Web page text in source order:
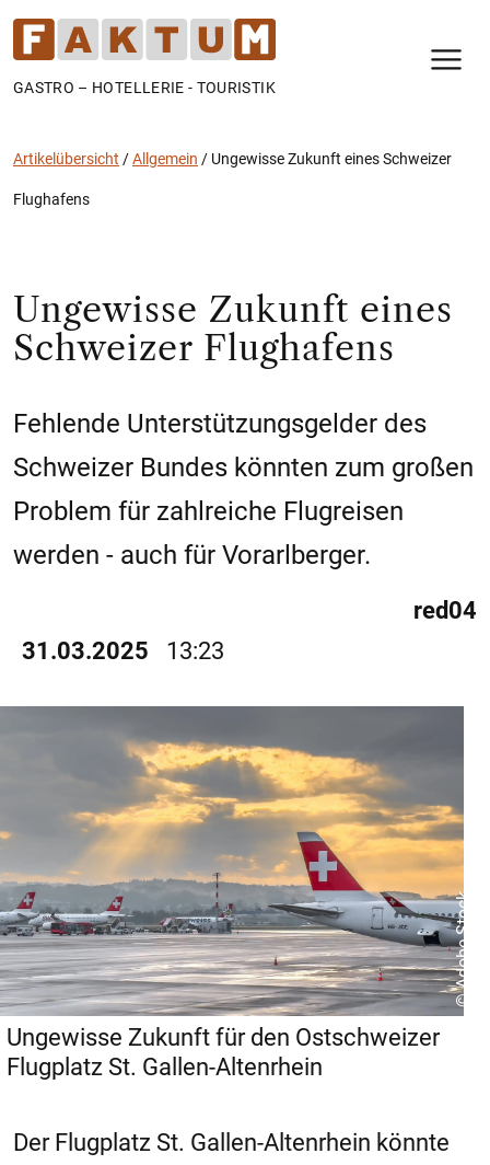
GASTRO – HOTELLERIE - TOURISTIK
Artikelübersicht /Allgemein / Ungewisse Zukunft eines Schweizer
Flughafens
Ungewisse Zukunft eines
Schweizer Flughafens
Fehlende Unterstützungsgelder des
Schweizer Bundes könnten zum großen
Problem für zahlreiche Flugreisen
werden - auch für Vorarlberger.
31.03.2025 13:23
red04
© Adobe Stock
Ungewisse Zukunft für den Ostschweizer
Flugplatz St. Gallen-Altenrhein
Der Flugplatz St. Gallen-Altenrhein könnte